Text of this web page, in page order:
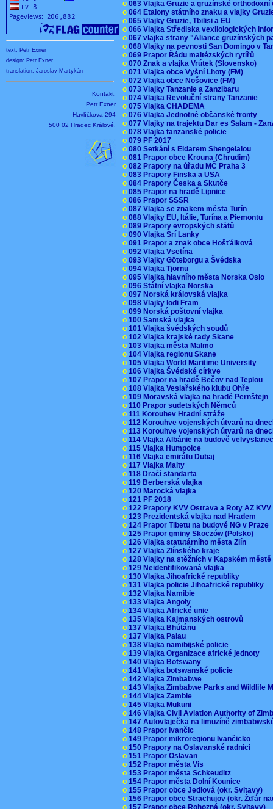
text: Petr Exner
design: Petr Exner
translation: Jaroslav Martykán
Kontakt:
Petr Exner
Havlíčkova 294
500 02 Hradec Králové.
o 063 Vlajka Gruzie a gruzínské
o 064 Etalony státního znaku a vlajky
o 065 Vlajky Gruzie, Tbilisi a EU
o 066 Vlajka Střediska vexilologických
o 067 vlajka strany "Aliance gruzínských
o 068 Vlajky na pevnosti San Domingo v
o 069 Prapor Řádu maltézských rytířů
o 070 Znak a vlajka Vrútek (Slovensko)
o 071 Vlajka obce Vyšní Lhoty (FM)
o 072 Vlajka obce Nošovice (FM)
o 073 Vlajky Tanzanie a Zanzibaru
o 074 Vlajka Revoluční strany Tanzanie
o 075 Vlajka CHADEMA
o 076 Vlajka Jednotné občanské fronty
o 077 Vlajky na trajektu Dar es Salam -
o 078 Vlajka tanzanské policie
o 079 PF 2017
o 080 Setkání s Eldarem Shengelaiou
o 081 Prapor obce Krouna (Chrudim)
o 082 Prapory na úřadu MČ Praha 3
o 083 Prapory Finska a USA
o 084 Prapory Česka a Skutče
o 085 Prapor na hradě Lipnice
o 086 Prapor SSSR
o 087 Vlajka se znakem města Turín
o 088 Vlajky EU, Itálie, Turína a Piemontu
o 089 Prapory evropských států
o 090 Vlajka Srí Lanky
o 091 Prapor a znak obce Hošťálková
o 092 Vlajka Vsetína
o 093 Vlajky Göteborgu a Švédska
o 094 Vlajka Tjörnu
o 095 Vlajka hlavního města Norska Oslo
o 096 Státní vlajka Norska
o 097 Norská královská vlajka
o 098 Vlajky lodi Fram
o 099 Norská poštovní vlajka
o 100 Samská vlajka
o 101 Vlajka švédských soudů
o 102 Vlajka krajské rady Skane
o 103 Vlajka města Malmö
o 104 Vlajka regionu Skane
o 105 Vlajka World Maritime University
o 106 Vlajka Švédské církve
o 107 Prapor na hradě Bečov nad Teplou
o 108 Vlajka Veslařského klubu Ohře
o 109 Moravská vlajka na hradě Pernštejn
o 110 Prapor sudetských Němců
o 111 Korouhev Hradní stráže
o 112 Korouhve vojenských útvarů na
o 113 Korouhve vojenských útvarů na
o 114 Vlajka Albánie na budově
o 115 Vlajka Humpolce
o 116 Vlajka emirátu Dubaj
o 117 Vlajka Malty
o 118 Dračí standarta
o 119 Berberská vlajka
o 120 Marocká vlajka
o 121 PF 2018
o 122 Prapory KVV Ostrava a Roty AZ
o 123 Prezidentská vlajka nad Hradem
o 124 Prapor Tibetu na budově NG v Praze
o 125 Prapor gminy Skoczów (Polsko)
o 126 Vlajka statutárního města Zlín
o 127 Vlajka Zlínského kraje
o 128 Vlajky na stěžních v Kapském
o 129 Neidentifikovaná vlajka
o 130 Vlajka Jihoafrické republiky
o 131 Vlajka policie Jihoafrické republiky
o 132 Vlajka Namibie
o 133 Vlajka Angoly
o 134 Vlajka Africké unie
o 135 Vlajka Kajmanských ostrovů
o 137 Vlajka Bhútánu
o 137 Vlajka Palau
o 138 Vlajka namibijské policie
o 139 Vlajka Organizace africké jednoty
o 140 Vlajka Botswany
o 141 Vlajka botswanské policie
o 142 Vlajka Zimbabwe
o 143 Vlajka Zimbabwe Parks and Wildlife
o 144 Vlajka Zambie
o 145 Vlajka Mukuni
o 146 Vlajka Civil Aviation Authority of
o 147 Autovlaječka na limuzíně
o 148 Prapor Ivančic
o 149 Prapor mikroregionu Ivančicko
o 150 Prapory na Oslavanské radnici
o 151 Prapor Oslavan
o 152 Prapor města Vis
o 153 Prapor města Schkeuditz
o 154 Prapor města Dolní Kounice
o 155 Prapor obce Jedlová (okr. Svitavy)
o 156 Prapor obce Strachujov (okr. Žďár
o 157 Prapor obce Rohozná (okr. Svitavy)